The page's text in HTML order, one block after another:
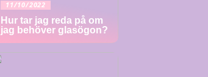
11/10/2022
Hur tar jag reda på om
jag behöver glasögon?